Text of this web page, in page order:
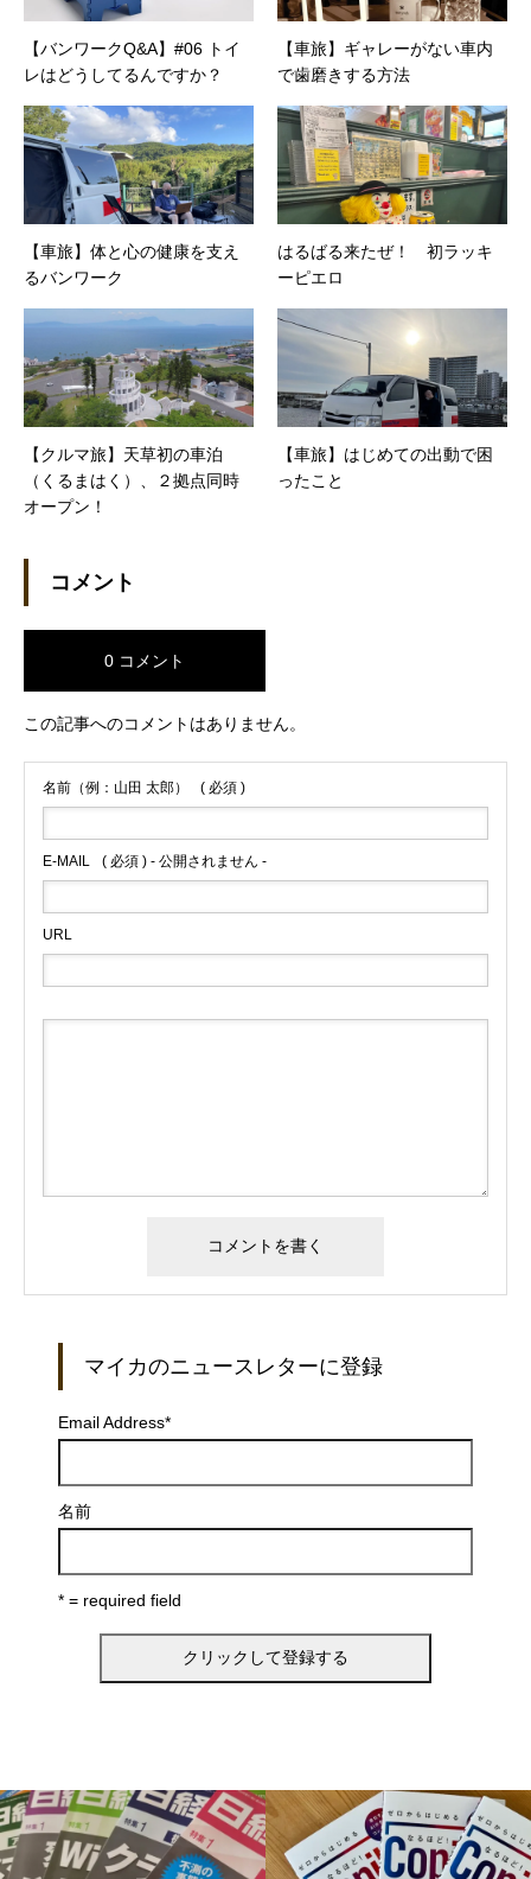
【バンワークQ&A】#06 トイ
レはどうしてるんですか？
【車旅】ギャレーがない車内
で歯磨きする方法
【車旅】体と心の健康を支え
るバンワーク
はるばる来たぜ！ 初ラッキ
ーピエロ
【クルマ旅】天草初の車泊
（くるまはく）、２拠点同時
オープン！
【車旅】はじめての出動で困
ったこと
コメント
0 コメント
この記事へのコメントはありません。
名前（例：山田 太郎） ( 必須 )
E-MAIL ( 必須 ) - 公開されません -
URL
マイカのニュースレターに登録
Email Address*
名前
* = required field